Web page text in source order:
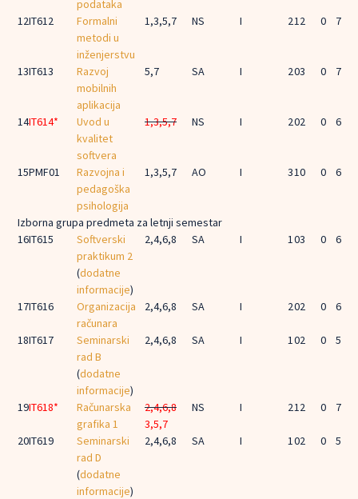
podataka
12IT612
Formalni
metodi u
inženjerstvu
1,3,5,7 NS I 21 2 0 7
13IT613
Razvoj
mobilnih
aplikacija
5,7 SA I 203 0 7
14IT614*
Uvod u
kvalitet
softvera
1,3,5,7 NS I 202 0 6
15PMF01
Razvojna i
pedagoška
psihologija
1,3,5,7 AO I 310 0 6
Izborna grupa predmeta za letnji semestar
16IT615
Softverski
praktikum 2
(dodatne
informacije)
2,4,6,8 SA I 1 03 0 6
17IT616
Organizacija
računara
2,4,6,8 SA I 202 0 6
18IT617
Seminarski
rad B
(dodatne
informacije)
2,4,6,8 SA I 1 02 0 5
19IT618*
Računarska
grafika 1
2,4,6,8
3,5,7
NS I 21 2 0 7
20IT619
Seminarski
rad D
(dodatne
informacije)
2,4,6,8 SA I 1 02 0 5